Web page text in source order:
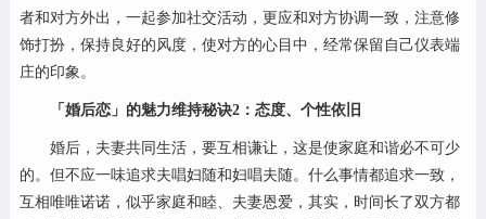
者和对方外出，一起参加社交活动，更应和对方协调一致，注意修
饰打扮，保持良好的风度，使对方的心目中，经常保留自己仪表端
庄的印象。
「婚后恋」的魅力维持秘诀2：态度、个性依旧
婚后，夫妻共同生活，要互相谦让，这是使家庭和谐必不可少
的。但不应一味追求夫唱妇随和妇唱夫随。什么事情都追求一致，
互相唯唯诺诺，似乎家庭和睦、夫妻恩爱，其实，时间长了双方都